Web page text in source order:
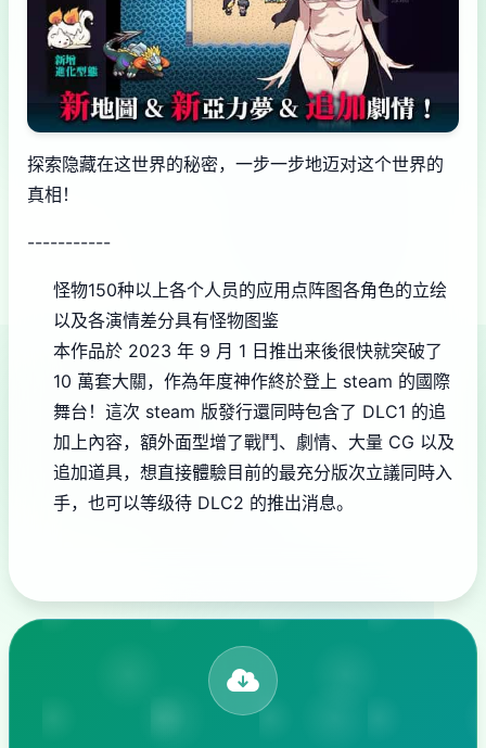
探索隐藏在这世界的秘密，一步一步地迈对这个世界的
真相！
-----------
怪物150种以上各个人员的应用点阵图各角色的立绘
以及各演情差分具有怪物图鉴
本作品於 2023 年 9 月 1 日推出来後很快就突破了
10 萬套大關，作為年度神作終於登上 steam 的國際
舞台！這次 steam 版發行還同時包含了 DLC1 的追
加上內容，額外面型增了戰鬥、劇情、大量 CG 以及
追加道具，想直接體驗目前的最充分版次立議同時入
手，也可以等级待 DLC2 的推出消息。